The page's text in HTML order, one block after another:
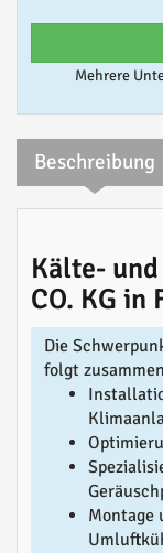
Mehrere
Beschreibung
Kälte-
CO. KG
Die
folgt
Montage